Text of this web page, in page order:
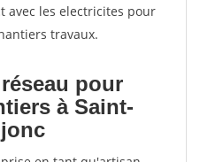
avec les electricites pour
travaux.
pour
à Saint-